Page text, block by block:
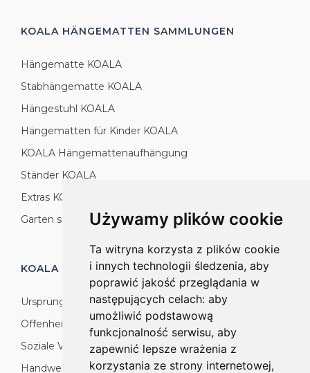
Używamy plików cookie
Ta witryna korzysta z plików cookie
i innych technologii śledzenia, aby
poprawić jakość przeglądania w
następujących celach: aby
umożliwić podstawową
funkcjonalność serwisu, aby
zapewnić lepsze wrażenia z
korzystania ze strony internetowej,
KOALA HÄNGEMATTEN SAMMLUNGEN
Hängematte KOALA
Stabhängematte KOALA
Hängestuhl KOALA
Hängematten für Kinder KOALA
KOALA Hängemattenaufhängung
Ständer KOALA
Extras KOALA
Garten setzt KOALA
KOALA HÄNGEMATTENPRODUKTION
Ursprünge
Offenheit für die Welt
Soziale Verantwortung: Natur, Umwelt und
Handwerker